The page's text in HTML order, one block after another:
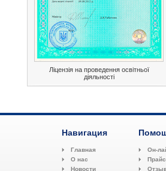
Ліцензія на проведення освітньої
діяльності
Навигация
Главная
О нас
Новости
Он-